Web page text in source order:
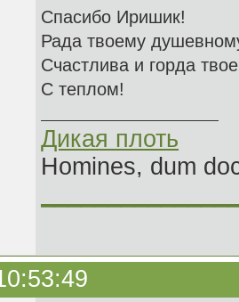
Спасибо Иришик!
Рада твоему
Счастлива и горда
С теплом!
Дикая плоть
Homines, dum